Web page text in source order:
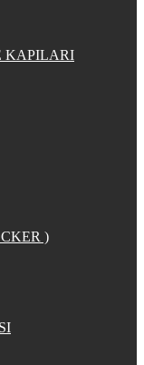
KAPILARI
)